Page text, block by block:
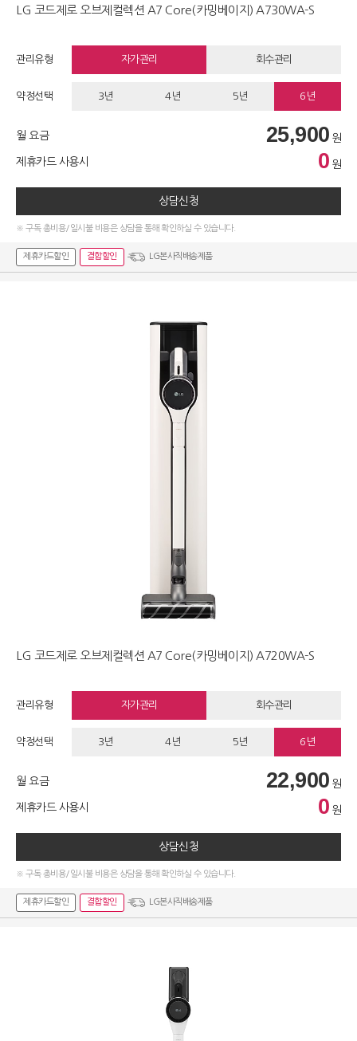
LG 코드제로 오브제컬렉션 A7 Core(카밍베이지) A730WA-S
관리유형 자가관리 회수관리
약정선택 3년 4년 5년 6년
월 요금 25,900 원
제휴카드 사용시 0 원
상담신청
※ 구독 총비용/일시불 비용은 상담을 통해 확인하실 수 있습니다.
제휴카드할인 결합할인 LG본사직배송제품
LG 코드제로 오브제컬렉션 A7 Core(카밍베이지) A720WA-S
관리유형 자가관리 회수관리
약정선택 3년 4년 5년 6년
월 요금 22,900 원
제휴카드 사용시 0 원
상담신청
※ 구독 총비용/일시불 비용은 상담을 통해 확인하실 수 있습니다.
제휴카드할인 결합할인 LG본사직배송제품